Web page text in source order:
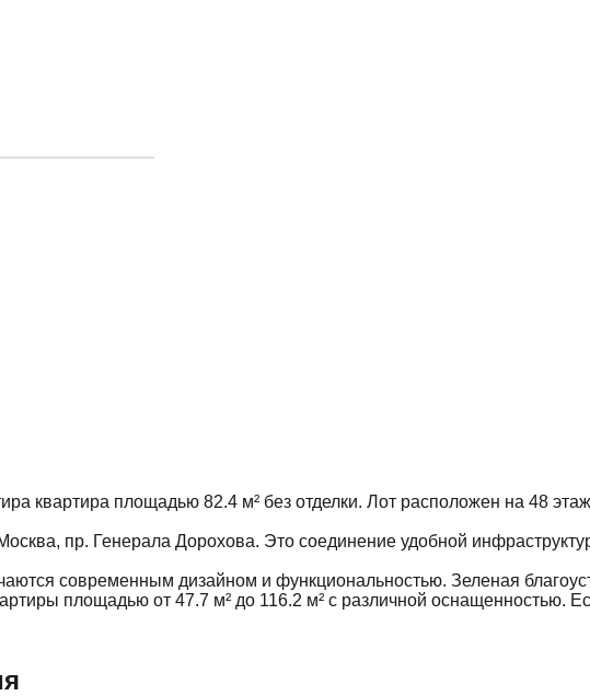
квартира площадью 82.4 м² без отделки. Лот расположен на 48
пр. Генерала Дорохова. Это соединение удобной
современным дизайном и функциональностью. Зеленая
площадью от 47.7 м² до 116.2 м² с различной оснащенностью.